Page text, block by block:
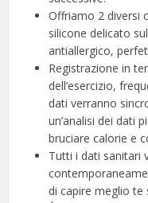
Offriamo 2 diversi
silicone delicato
antiallergico,
Registrazione in
dell’esercizio,
dati verranno
un’analisi dei dati
bruciare calorie e
Tutti i dati sanitari
di capire meglio te